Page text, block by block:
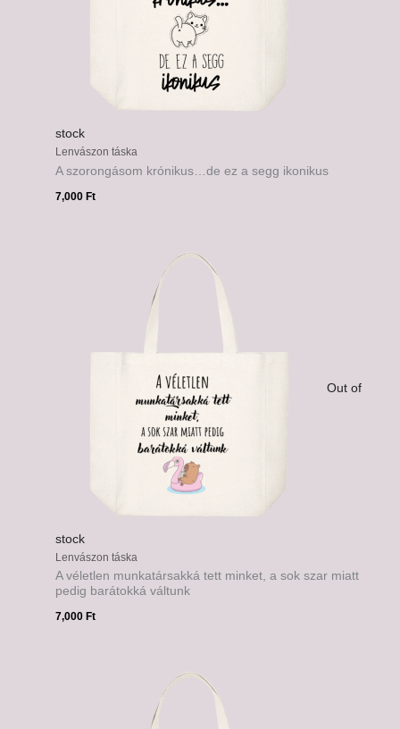
stock
Lenvászon táska
A szorongásom krónikus…de ez a segg ikonikus
7,000Ft
Out of
stock
Lenvászon táska
A véletlen munkatársakká tett minket, a sok szar miatt
pedig barátokká váltunk
7,000 Ft